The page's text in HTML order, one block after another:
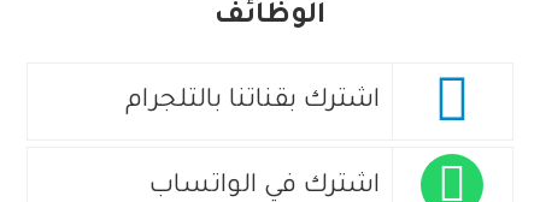
الوظائف
اشترك بقناتنا بالتلجرام
اشترك في الواتساب